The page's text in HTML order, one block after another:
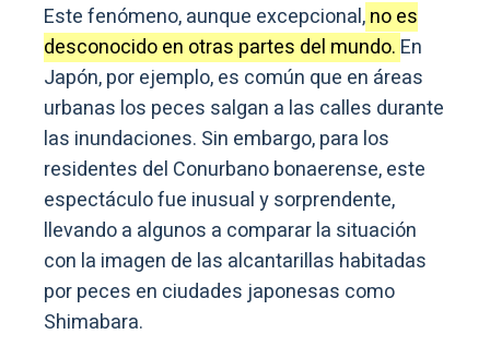
Este fenómeno, aunque excepcional,no es
desconocido en otras partes del mundo. En
Japón, por ejemplo, es común que en áreas
urbanas los peces salgan a las calles durante
las inundaciones. Sin embargo, para los
residentes del Conurbano bonaerense, este
espectáculo fue inusual y sorprendente,
llevando a algunos a comparar la situación
con la imagen de las alcantarillas habitadas
por peces en ciudades japonesas como
Shimabara.